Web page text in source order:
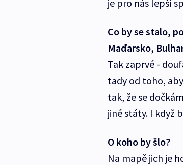
je pro nás lepší
Co by se stalo,
Maďarsko,
Tak zaprvé -
tady od toho,
tak, že se
jiné státy. I když
O koho by šlo?
Na mapě jich je